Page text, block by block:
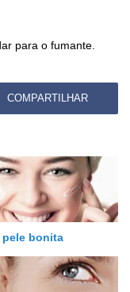
para o fumante.
COMPARTILHAR
pele bonita